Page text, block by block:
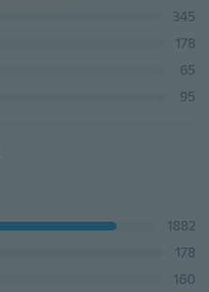
345
178
65
95
1882
178
160